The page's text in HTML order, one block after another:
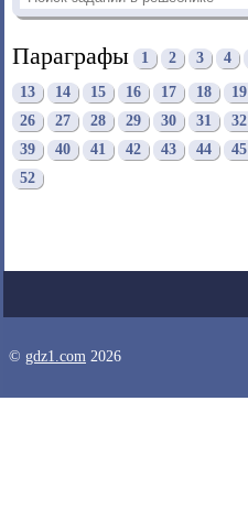
Параграфы 1 2 3 4
13 14 15 16 17 18 19
26
27 28 29 30 31 32
39
40 41 42 43 44 45
52
© gdz1.com 2026